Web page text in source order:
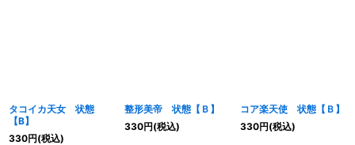
タコイカ天女 状態
【B】
330円(税込)
整形美帝 状態【Ｂ】
330円(税込)
コア楽天使 状態【Ｂ】
330円(税込)